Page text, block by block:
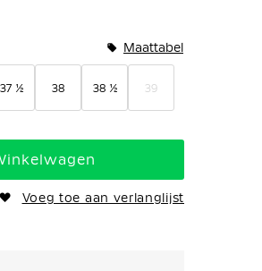
37 ½ 38 38 ½ 39
Maattabel
Voeg toe aan verlanglijst